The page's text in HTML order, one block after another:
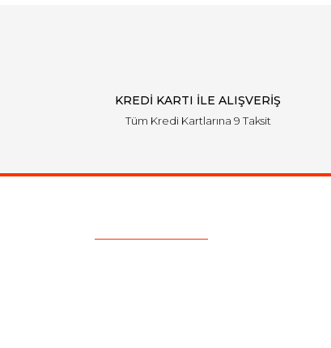
KREDİ KARTI İLE ALIŞVERİŞ
Tüm Kredi Kartlarına 9 Taksit